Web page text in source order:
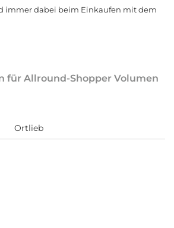
immer dabei beim Einkaufen mit dem
für Allround-Shopper Volumen
Ortlieb